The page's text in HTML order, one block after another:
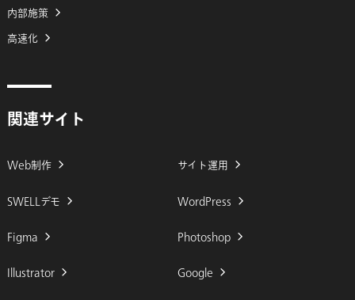
内部施策
高速化
関連サイト
Web制作 サイト運用
SWELLデモ WordPress
Figma Photoshop
Illustrator Google